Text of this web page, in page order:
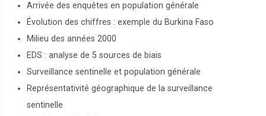
Arrivée des enquêtes en population générale
Évolution des chiffres : exemple du Burkina Faso
Milieu des années 2000
EDS : analyse de 5 sources de biais
Surveillance sentinelle et population générale
Représentativité géographique de la surveillance
sentinelle